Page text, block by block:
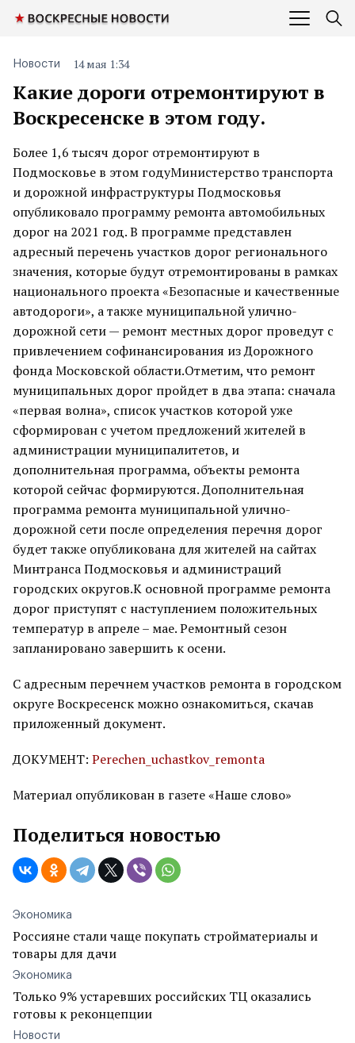
Какие дороги отремонтируют в
Воскресенске в этом году.
Новости 14 мая 1:34
Более 1,6 тысяч дорог отремонтируют в
Подмосковье в этом годуМинистерство транспорта
и дорожной инфраструктуры Подмосковья
опубликовало программу ремонта автомобильных
дорог на 2021 год. В программе представлен
адресный перечень участков дорог регионального
значения, которые будут отремонтированы в рамках
национального проекта «Безопасные и качественные
автодороги», а также муниципальной улично-
дорожной сети — ремонт местных дорог проведут с
привлечением софинансирования из Дорожного
фонда Московской области.Отметим, что ремонт
муниципальных дорог пройдет в два этапа: сначала
«первая волна», список участков которой уже
сформирован с учетом предложений жителей в
администрации муниципалитетов, и
дополнительная программа, объекты ремонта
которой сейчас формируются. Дополнительная
программа ремонта муниципальной улично-
дорожной сети после определения перечня дорог
будет также опубликована для жителей на сайтах
Минтранса Подмосковья и администраций
городских округов.К основной программе ремонта
дорог приступят с наступлением положительных
температур в апреле – мае. Ремонтный сезон
запланировано завершить к осени.
С адресным перечнем участков ремонта в городском
округе Воскресенск можно ознакомиться, скачав
приложенный документ.
ДОКУМЕНТ: Perechen_uchastkov_remonta
Материал опубликован в газете «Наше слово»
Поделиться новостью
Экономика
Россияне стали чаще покупать стройматериалы и
товары для дачи
Экономика
Только 9% устаревших российских ТЦ оказались
готовы к реконцепции
Новости